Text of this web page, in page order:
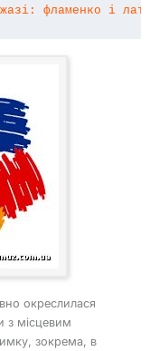
фламенко і
окреслилася
з місцевим
зокрема, в